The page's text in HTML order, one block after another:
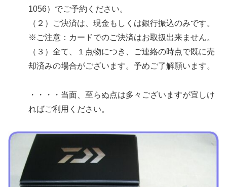
1056）でご予約ください。
（２）ご決済は、現金もしくは銀行振込のみです。
※ご注意：カードでのご決済はお取扱出来ません。
（３）全て、１点物につき、ご連絡の時点で既に売
却済みの場合がございます。予めご了解願います。
・・・・当面、至らぬ点は多々ございますが宜しけ
ればご利用ください。